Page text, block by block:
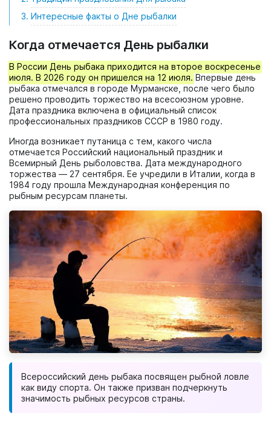
Интересные факты о Дне рыбалки
Когда отмечается День рыбалки
В России День рыбака приходится на второе воскресенье
июля. В 2026 году он пришелся на 12 июля. Впервые день
рыбака отмечался в городе Мурманске, после чего было
решено проводить торжество на всесоюзном уровне.
Дата праздника включена в официальный список
профессиональных праздников СССР в 1980 году.
Иногда возникает путаница с тем, какого числа
отмечается Российский национальный праздник и
Всемирный День рыболовства. Дата международного
торжества — 27 сентября. Ее учредили в Италии, когда в
1984 году прошла Международная конференция по
рыбным ресурсам планеты.
Всероссийский день рыбака посвящен рыбной ловле
как виду спорта. Он также призван подчеркнуть
значимость рыбных ресурсов страны.